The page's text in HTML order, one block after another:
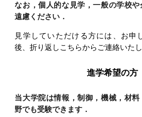
なお，個人的な見学，一般の学校
遠慮ください．
見学していただける方には、お申
後、折り返しこちらからご連絡いた
進学希望の方
当大学院は情報，制御，機械，材
野でも受験できます．